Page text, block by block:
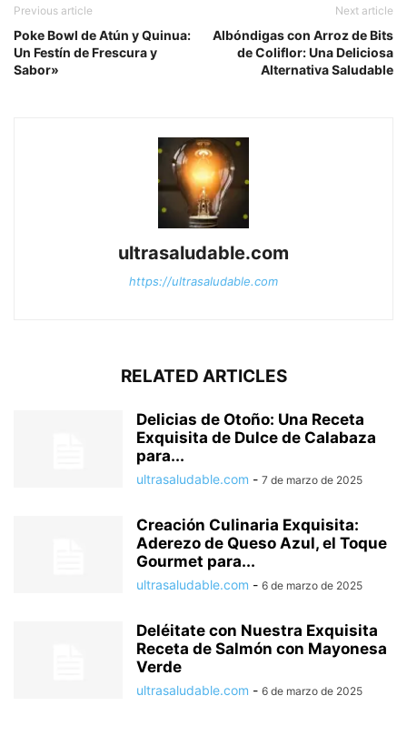
Previous article
Poke Bowl de Atún y Quinua:
Un Festín de Frescura y
Sabor»
Next article
Albóndigas con Arroz de Bits
de Coliflor: Una Deliciosa
Alternativa Saludable
ultrasaludable.com
https://ultrasaludable.com
RELATED ARTICLES
Delicias de Otoño: Una Receta
Exquisita de Dulce de Calabaza
para...
ultrasaludable.com - 7 de marzo de 2025
Creación Culinaria Exquisita:
Aderezo de Queso Azul, el Toque
Gourmet para...
ultrasaludable.com - 6 de marzo de 2025
Deléitate con Nuestra Exquisita
Receta de Salmón con Mayonesa
Verde
ultrasaludable.com - 6 de marzo de 2025